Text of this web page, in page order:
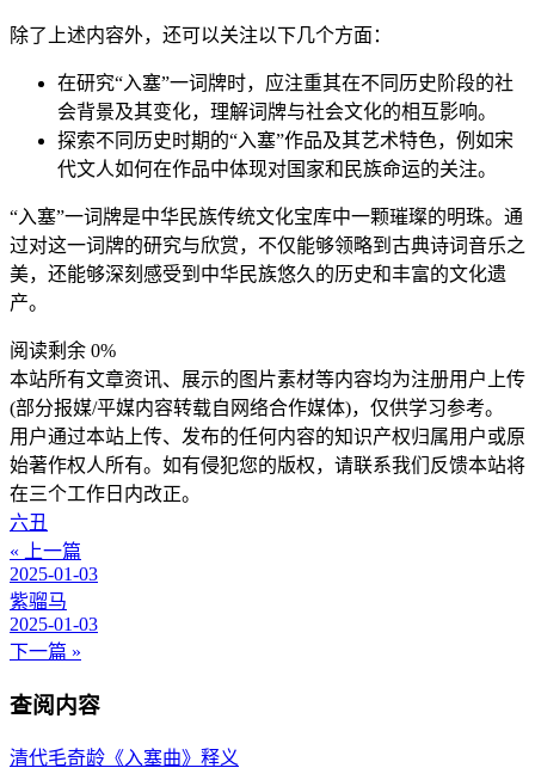
除了上述内容外，还可以关注以下几个方面：
在研究“入塞”一词牌时，应注重其在不同历史阶段的社
会背景及其变化，理解词牌与社会文化的相互影响。
探索不同历史时期的“入塞”作品及其艺术特色，例如宋
代文人如何在作品中体现对国家和民族命运的关注。
“入塞”一词牌是中华民族传统文化宝库中一颗璀璨的明珠。通
过对这一词牌的研究与欣赏，不仅能够领略到古典诗词音乐之
美，还能够深刻感受到中华民族悠久的历史和丰富的文化遗
产。
阅读剩余 0%
本站所有文章资讯、展示的图片素材等内容均为注册用户上传
(部分报媒/平媒内容转载自网络合作媒体)，仅供学习参考。
用户通过本站上传、发布的任何内容的知识产权归属用户或原
始著作权人所有。如有侵犯您的版权，请联系我们反馈本站将
在三个工作日内改正。
六丑
« 上一篇
2025-01-03
紫骝马
2025-01-03
下一篇 »
查阅内容
清代毛奇龄《入塞曲》释义